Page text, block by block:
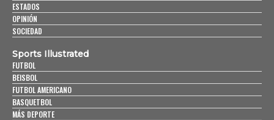
ESTADOS
OPINIÓN
SOCIEDAD
Sports Illustrated
FUTBOL
BEISBOL
FUTBOL AMERICANO
BASQUETBOL
MÁS DEPORTE